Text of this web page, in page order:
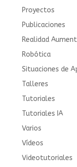
Proyectos
Publicaciones
Realidad
Robótica
Situaciones de
Talleres
Tutoriales
Tutoriales IA
Varios
Vídeos
Videotutoriales